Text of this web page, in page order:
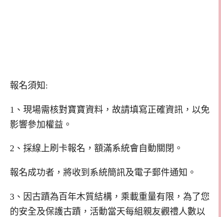
報名須知:
1、現場需核對寶寶資料，故請填寫正確資訊，以免
影響參加權益。
2、採線上刷卡報名，額滿系統會自動關閉。
報名成功者，將收到系統簡訊及電子郵件通知。
3、因古蹟為百年木質結構，乘載重量有限，為了您
的安全及保護古蹟，活動當天每組親友觀禮人數以